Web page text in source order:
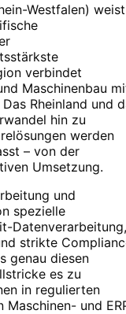
Westfalen) weist
verbindet
Maschinenbau
Rheinland und
hin zu
werden
– von der
Umsetzung.
und
spezielle
Datenverarbeitung,
strikte
genau diesen
es zu
in regulierten
und